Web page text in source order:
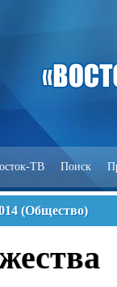
ТВ Поиск
(Общество)